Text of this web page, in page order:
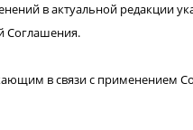
в актуальной редакции
Соглашения.
в связи с применением